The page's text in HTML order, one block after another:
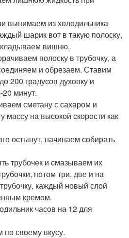
вынимаем из холодильника
шарик вот в такую полоску,
вишню.
полоску в трубочку, а
и обрезаем. Ставим
200 градусов духовку и
минут.
сметану с сахаром и
массу на высокой скорости как
остынут, начинаем собирать
трубочек и смазываем их
потом три, две и на
каждый новый слой
кремом.
часов на 12 для
по своему вкусу.